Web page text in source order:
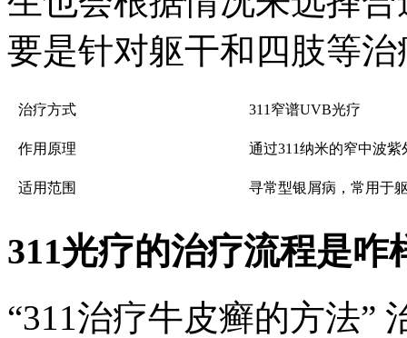
要是针对躯干和四肢等
治疗方式 311窄谱UVB光疗
作用原理 通过311纳米的窄中波
适用范围 寻常型银屑病，常用于
311光疗的治疗流程是咋
“311治疗牛皮癣的方法”